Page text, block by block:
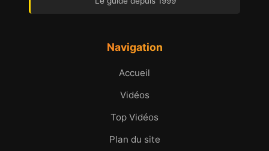
Navigation
Accueil
Vidéos
Top Vidéos
Plan du site